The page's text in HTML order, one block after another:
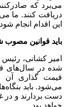
می‌برد که
دریافت کنند. ما
این اقدام انجام
باید قوانین مصوب
امیر کشانی،
شده در سال‌های
قیمت گذاری آن
می‌شود. باید
دست بردارند و
خواهد بود.